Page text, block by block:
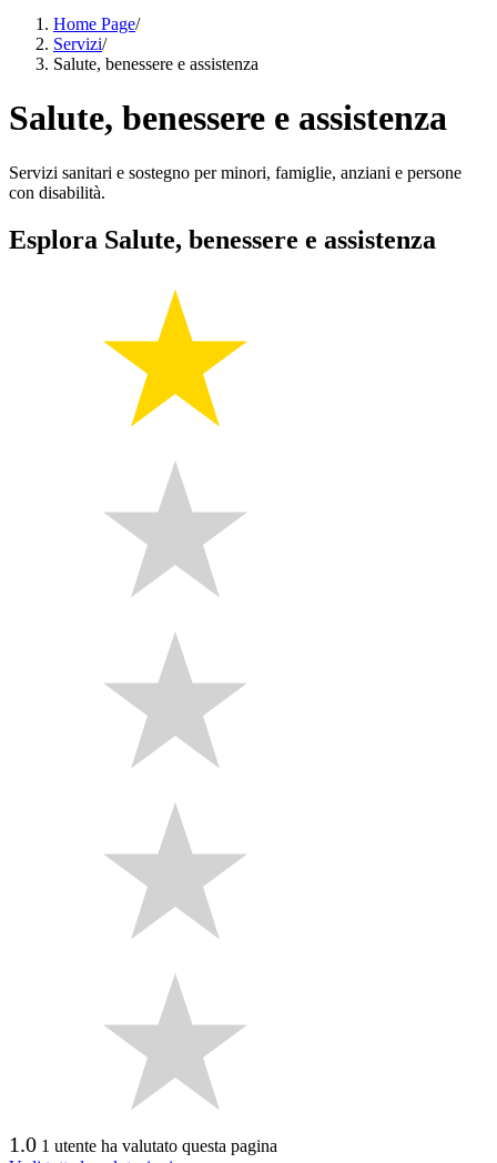
Home Page/
Servizi/
Salute, benessere e assistenza
Salute, benessere e assistenza
Servizi sanitari e sostegno per minori, famiglie, anziani e persone
con disabilità.
Esplora Salute, benessere e assistenza
1.0 1 utente ha valutato questa pagina